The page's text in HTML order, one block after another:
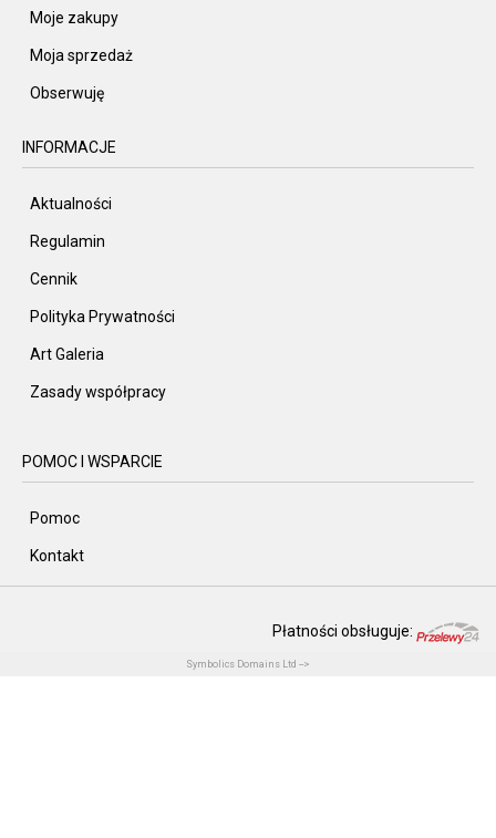
Moje zakupy
Moja sprzedaż
Obserwuję
INFORMACJE
Aktualności
Regulamin
Cennik
Polityka Prywatności
Art Galeria
Zasady współpracy
POMOC I WSPARCIE
Pomoc
Kontakt
Płatności obsługuje:
Symbolics Domains Ltd -->